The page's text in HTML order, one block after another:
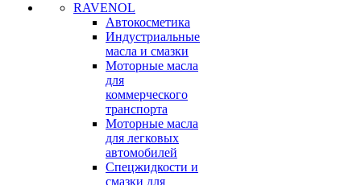
RAVENOL
Автокосметика
Индустриальные
масла и смазки
Моторные масла
для
коммерческого
транспорта
Моторные масла
для легковых
автомобилей
Спецжидкости и
смазки для